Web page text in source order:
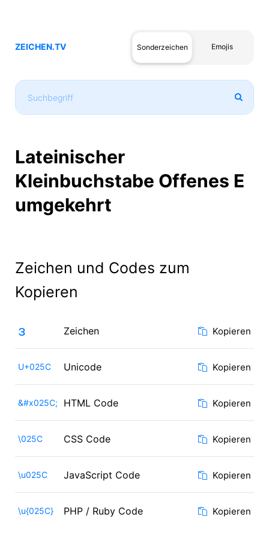
ZEICHEN.TV Sonderzeichen Emojis
Lateinischer
Kleinbuchstabe Offenes E
umgekehrt
Zeichen und Codes zum
Kopieren
ɜ Zeichen Kopieren
U+025C Unicode Kopieren
&#x025C; HTML Code Kopieren
\025C CSS Code Kopieren
\u025C JavaScript Code Kopieren
\u{025C} PHP / Ruby Code Kopieren